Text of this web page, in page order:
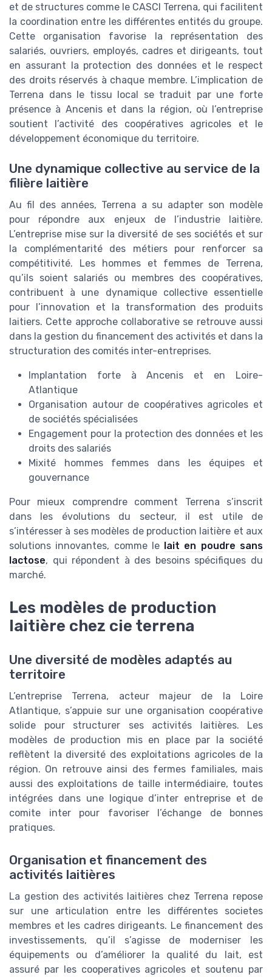
et de structures comme le CASCI Terrena, qui facilitent
la coordination entre les différentes entités du groupe.
Cette organisation favorise la représentation des
salariés, ouvriers, employés, cadres et dirigeants, tout
en assurant la protection des données et le respect
des droits réservés à chaque membre. L’implication de
Terrena dans le tissu local se traduit par une forte
présence à Ancenis et dans la région, où l’entreprise
soutient l’activité des coopératives agricoles et le
développement économique du territoire.
Une dynamique collective au service de la
filière laitière
Au fil des années, Terrena a su adapter son modèle
pour répondre aux enjeux de l’industrie laitière.
L’entreprise mise sur la diversité de ses sociétés et sur
la complémentarité des métiers pour renforcer sa
compétitivité. Les hommes et femmes de Terrena,
qu’ils soient salariés ou membres des coopératives,
contribuent à une dynamique collective essentielle
pour l’innovation et la transformation des produits
laitiers. Cette approche collaborative se retrouve aussi
dans la gestion du financement des activités et dans la
structuration des comités inter-entreprises.
Implantation forte à Ancenis et en Loire-
Atlantique
Organisation autour de coopératives agricoles et
de sociétés spécialisées
Engagement pour la protection des données et les
droits des salariés
Mixité hommes femmes dans les équipes et
gouvernance
Pour mieux comprendre comment Terrena s’inscrit
dans les évolutions du secteur, il est utile de
s’intéresser à ses modèles de production laitière et aux
solutions innovantes, comme le lait en poudre sans
lactose, qui répondent à des besoins spécifiques du
marché.
Les modèles de production
laitière chez cie terrena
Une diversité de modèles adaptés au
territoire
L’entreprise Terrena, acteur majeur de la Loire
Atlantique, s’appuie sur une organisation coopérative
solide pour structurer ses activités laitières. Les
modèles de production mis en place par la société
reflètent la diversité des exploitations agricoles de la
région. On retrouve ainsi des fermes familiales, mais
aussi des exploitations de taille intermédiaire, toutes
intégrées dans une logique d’inter entreprise et de
comite inter pour favoriser l’échange de bonnes
pratiques.
Organisation et financement des
activités laitières
La gestion des activités laitières chez Terrena repose
sur une articulation entre les différentes societes
membres et les cadres dirigeants. Le financement des
investissements, qu’il s’agisse de moderniser les
équipements ou d’améliorer la qualité du lait, est
assuré par les cooperatives agricoles et soutenu par